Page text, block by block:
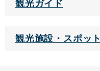
観光ガイド
観光施設・スポット